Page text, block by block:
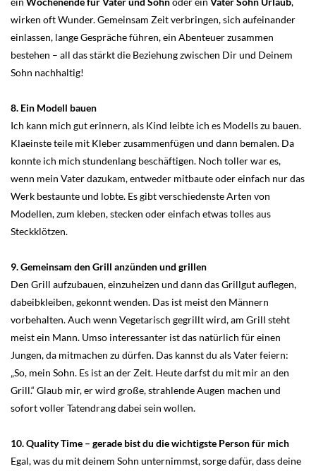
wirken oft Wunder. Gemeinsam Zeit verbringen, sich aufeinander
einlassen, lange Gespräche führen, ein Abenteuer zusammen
bestehen – all das stärkt die Beziehung zwischen Dir und Deinem
Sohn nachhaltig!
8. Ein Modell bauen
Ich kann mich gut erinnern, als Kind leibte ich es Modells zu bauen.
Klaeinste teile mit Kleber zusammenfügen und dann bemalen. Da
konnte ich mich stundenlang beschäftigen. Noch toller war es,
wenn mein Vater dazukam, entweder mitbaute oder einfach nur das
Werk bestaunte und lobte. Es gibt verschiedenste Arten von
Modellen, zum kleben, stecken oder einfach etwas tolles aus
Steckklötzen.
9. Gemeinsam den Grill anzünden und grillen
Den Grill aufzubauen, einzuheizen und dann das Grillgut auflegen,
dabeibkleiben, gekonnt wenden. Das ist meist den Männern
vorbehalten. Auch wenn Vegetarisch gegrillt wird, am Grill steht
meist ein Mann. Umso interessanter ist das natürlich für einen
Jungen, da mitmachen zu dürfen. Das kannst du als Vater feiern:
„So, mein Sohn. Es ist an der Zeit. Heute darfst du mit mir an den
Grill.“ Glaub mir, er wird große, strahlende Augen machen und
sofort voller Tatendrang dabei sein wollen.
10. Quality Time – gerade bist du die wichtigste Person für mich
Egal, was du mit deinem Sohn unternimmst, sorge dafür, dass deine